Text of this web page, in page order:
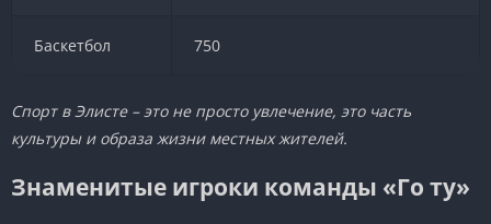
Баскетбол 750
Спорт в Элисте – это не просто увлечение, это часть
культуры и образа жизни местных жителей.
Знаменитые игроки команды «Го ту»